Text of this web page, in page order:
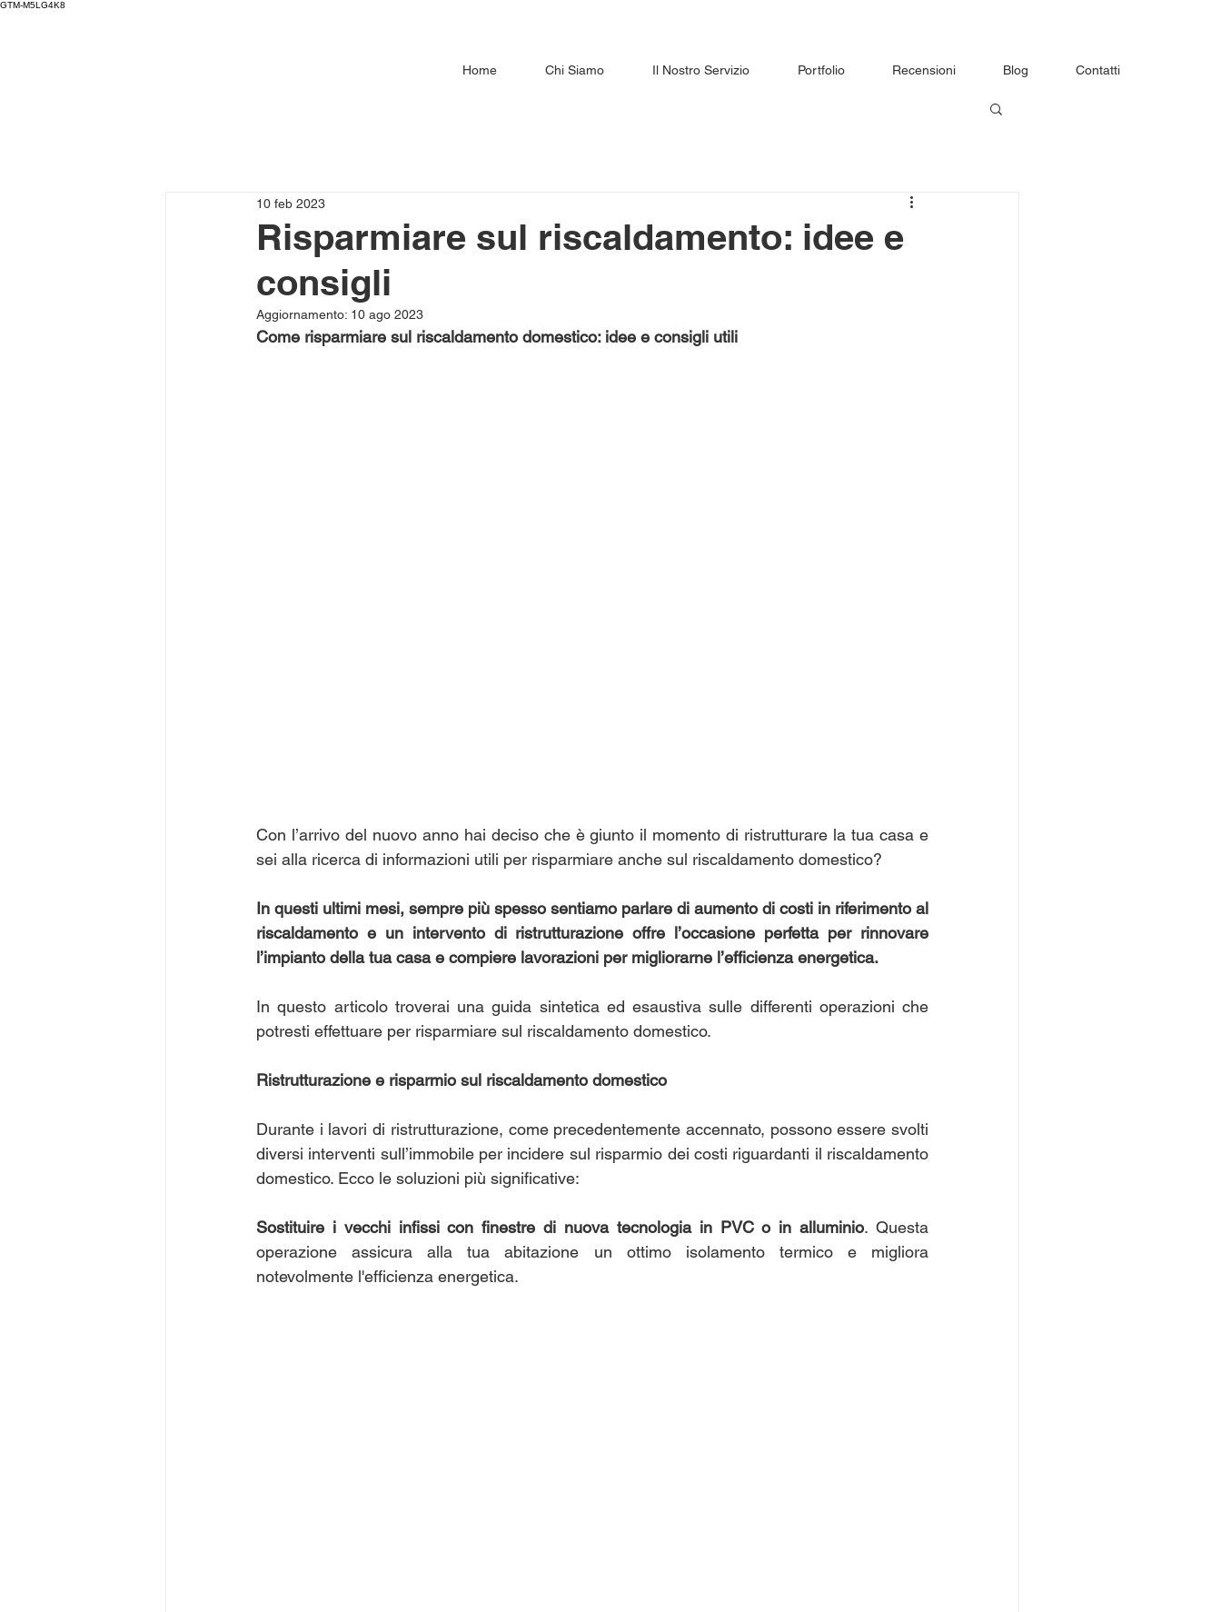
GTM-M5LG4K8
Home Chi Siamo Il Nostro Servizio Portfolio Recensioni Blog Contatti
Risparmiare sul riscaldamento: idee e
consigli
10 feb 2023
Aggiornamento: 10 ago 2023
Come risparmiare sul riscaldamento domestico: idee e consigli utili
Con l’arrivo del nuovo anno hai deciso che è giunto il momento di ristrutturare la tua casa e
sei alla ricerca di informazioni utili per risparmiare anche sul riscaldamento domestico?
In questi ultimi mesi, sempre più spesso sentiamo parlare di aumento di costi in riferimento al
riscaldamento e un intervento di ristrutturazione offre l’occasione perfetta per rinnovare
l’impianto della tua casa e compiere lavorazioni per migliorarne l’efficienza energetica.
In questo articolo troverai una guida sintetica ed esaustiva sulle differenti operazioni che
potresti effettuare per risparmiare sul riscaldamento domestico.
Ristrutturazione e risparmio sul riscaldamento domestico
Durante i lavori di ristrutturazione, come precedentemente accennato, possono essere svolti
diversi interventi sull’immobile per incidere sul risparmio dei costi riguardanti il riscaldamento
domestico. Ecco le soluzioni più significative:
Sostituire i vecchi infissi con finestre di nuova tecnologia in PVC o in alluminio. Questa
operazione assicura alla tua abitazione un ottimo isolamento termico e migliora
notevolmente l'efficienza energetica.